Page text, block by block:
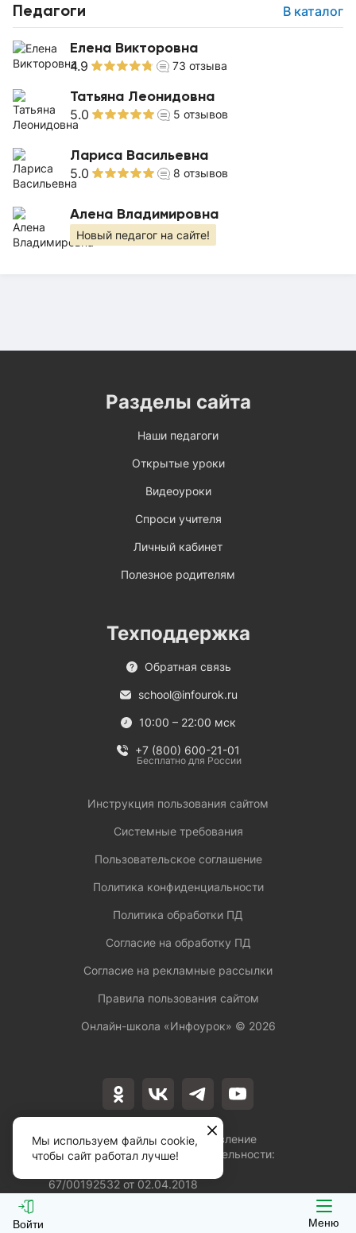
Войти Меню
Педагоги В каталог
Елена Викторовна
4.9 73 отзыва
Татьяна Леонидовна
5.0 5 отзывов
Лариса Васильевна
5.0 8 отзывов
Алена Владимировна
Новый педагог на сайте!
Лицензия на осуществление
образовательной деятельности:
67/00192532 от 02.04.2018
Разделы сайта
Наши педагоги
Открытые уроки
Видеоуроки
Спроси учителя
Личный кабинет
Полезное родителям
Техподдержка
Обратная связь
school@infourok.ru
10:00 – 22:00 мск
+7 (800) 600-21-01
Бесплатно для России
Инструкция пользования сайтом
Системные требования
Пользовательское соглашение
Политика конфиденциальности
Политика обработки ПД
Согласие на обработку ПД
Согласие на рекламные рассылки
Правила пользования сайтом
Онлайн-школа «Инфоурок» © 2026
Мы используем файлы cookie,
чтобы сайт работал лучше!